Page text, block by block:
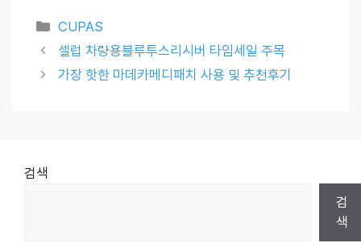
Categories
CUPAS
셀럽 차량용블루투스리시버 타임세일 주목
가장 핫한 마데카메디패치 사용 및 추천후기
검색
검
색